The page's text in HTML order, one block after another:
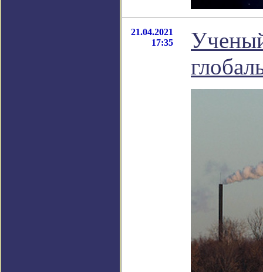
21.04.2021
17:35